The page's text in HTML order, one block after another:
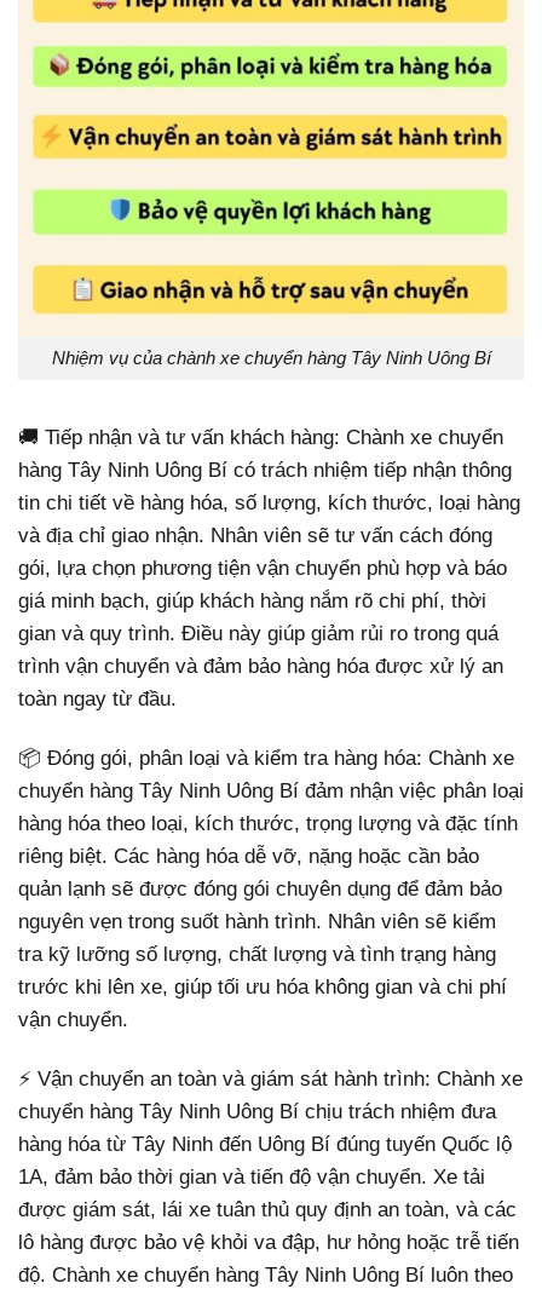
Nhiệm vụ của chành xe chuyển hàng Tây Ninh Uông Bí
🚚 Tiếp nhận và tư vấn khách hàng: Chành xe chuyển
hàng Tây Ninh Uông Bí có trách nhiệm tiếp nhận thông
tin chi tiết về hàng hóa, số lượng, kích thước, loại hàng
và địa chỉ giao nhận. Nhân viên sẽ tư vấn cách đóng
gói, lựa chọn phương tiện vận chuyển phù hợp và báo
giá minh bạch, giúp khách hàng nắm rõ chi phí, thời
gian và quy trình. Điều này giúp giảm rủi ro trong quá
trình vận chuyển và đảm bảo hàng hóa được xử lý an
toàn ngay từ đầu.
📦 Đóng gói, phân loại và kiểm tra hàng hóa: Chành xe
chuyển hàng Tây Ninh Uông Bí đảm nhận việc phân loại
hàng hóa theo loại, kích thước, trọng lượng và đặc tính
riêng biệt. Các hàng hóa dễ vỡ, nặng hoặc cần bảo
quản lạnh sẽ được đóng gói chuyên dụng để đảm bảo
nguyên vẹn trong suốt hành trình. Nhân viên sẽ kiểm
tra kỹ lưỡng số lượng, chất lượng và tình trạng hàng
trước khi lên xe, giúp tối ưu hóa không gian và chi phí
vận chuyển.
⚡ Vận chuyển an toàn và giám sát hành trình: Chành xe
chuyển hàng Tây Ninh Uông Bí chịu trách nhiệm đưa
hàng hóa từ Tây Ninh đến Uông Bí đúng tuyến Quốc lộ
1A, đảm bảo thời gian và tiến độ vận chuyển. Xe tải
được giám sát, lái xe tuân thủ quy định an toàn, và các
lô hàng được bảo vệ khỏi va đập, hư hỏng hoặc trễ tiến
độ. Chành xe chuyển hàng Tây Ninh Uông Bí luôn theo